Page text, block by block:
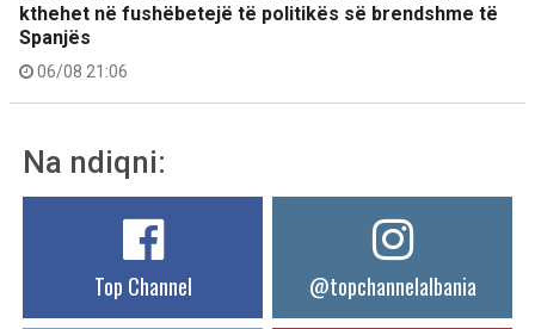
kthehet në fushëbetejë të politikës së brendshme të
Spanjës
06/08 21:06
Na ndiqni:
Top Channel @topchannelalbania